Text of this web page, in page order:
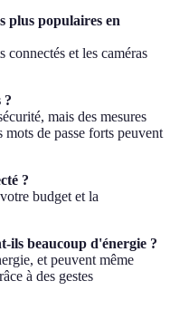
plus populaires en
connectés et les caméras
?
mais des mesures
mots de passe forts peuvent
?
budget et la
ils beaucoup d'énergie ?
et peuvent même
à des gestes